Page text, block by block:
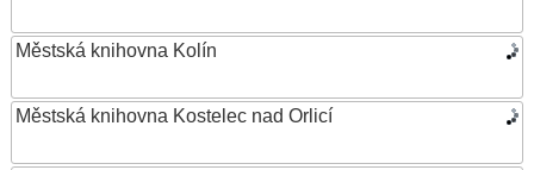
Městská knihovna Kolín
Městská knihovna Kostelec nad Orlicí